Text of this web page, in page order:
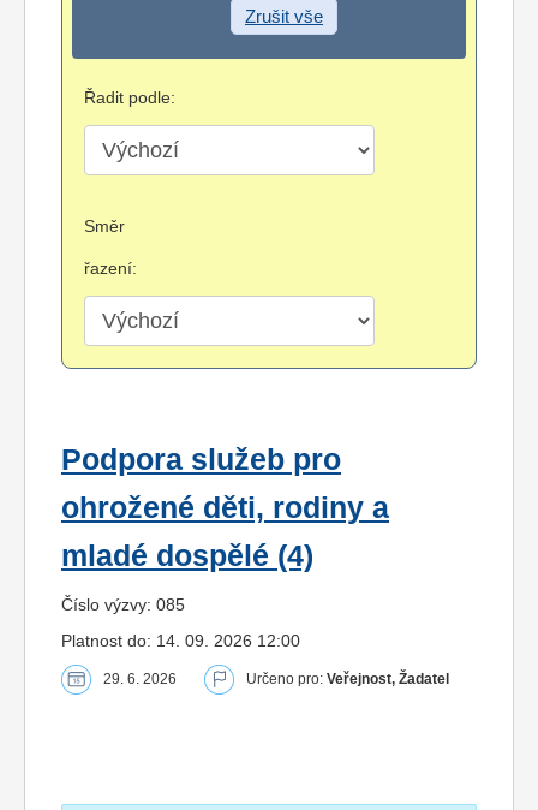
Zrušit vše
Řadit podle:
Směr
řazení:
Podpora služeb pro
ohrožené děti, rodiny a
mladé dospělé (4)
Číslo výzvy: 085
Platnost do: 14. 09. 2026 12:00
29. 6. 2026 Určeno pro: Veřejnost, Žadatel